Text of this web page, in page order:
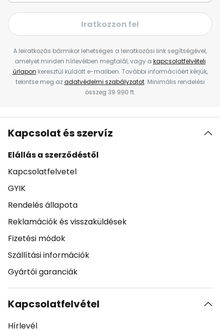
Iratkozzon fel
A leiratkozás bármikor lehetséges a leiratkozási link segítségével,
amelyet minden hírlevélben megtalál, vagy a kapcsolatfelvételi
űrlapon keresztül küldött e-mailben. További információért kérjük,
tekintse meg azadatvédelmi szabályzatot. Minimális rendelési
összeg 39 990 ft.
Kapcsolat és szervíz
Elállás a szerződéstől
Kapcsolatfelvetel
GYIK
Rendelés állapota
Reklamációk és visszaküldések
Fizetési módok
Szállítási információk
Gyártói garanciák
Kapcsolatfelvétel
Hírlevél